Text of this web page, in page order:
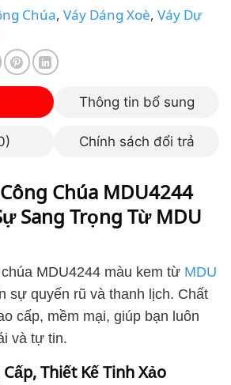
Chúa,Váy Dáng Xoè,Váy Dự
Thông tin bổ sung
Chính sách đổi trả
Chúa MDU4244
Sang Trọng Từ MDU
MDU4244 màu kem từ MDU
sự quyến rũ và thanh lịch. Chất
cấp, mềm mại, giúp bạn luôn
và tự tin.
Thiết Kế Tinh Xảo